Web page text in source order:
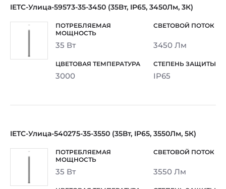
IETC-Улица-59573-35-3450 (35Вт, IP65, 3450Лм, 3К)
35 Вт 3450 Лм
3000 IP65
IETC-Улица-540275-35-3550 (35Вт, IP65, 3550Лм, 5К)
35 Вт 3550 Лм